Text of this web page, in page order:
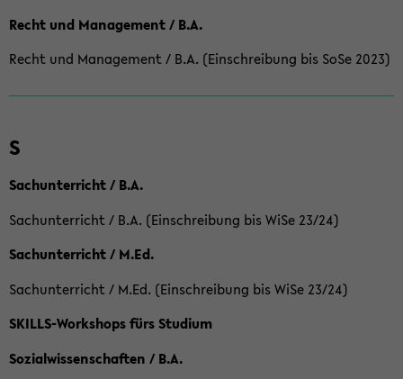
Recht und Management / B.A.
Recht und Management / B.A. (Einschreibung bis SoSe 2023)
S
Sachunterricht / B.A.
Sachunterricht / B.A. (Einschreibung bis WiSe 23/24)
Sachunterricht / M.Ed.
Sachunterricht / M.Ed. (Einschreibung bis WiSe 23/24)
SKILLS-Workshops fürs Studium
Sozialwissenschaften / B.A.